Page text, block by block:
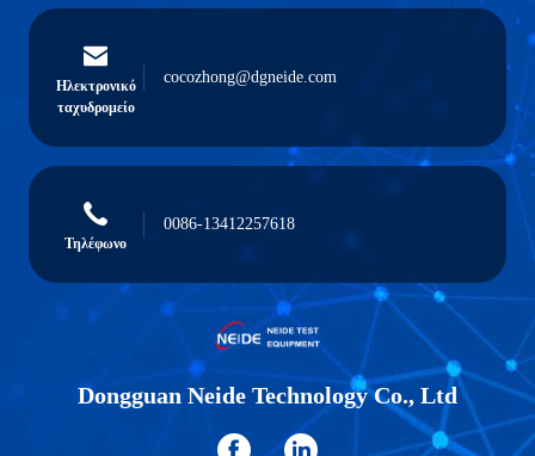
Ηλεκτρονικό
ταχυδρομείο
cocozhong@dgneide.com
Τηλέφωνο
0086-13412257618
Dongguan Neide Technology Co., Ltd